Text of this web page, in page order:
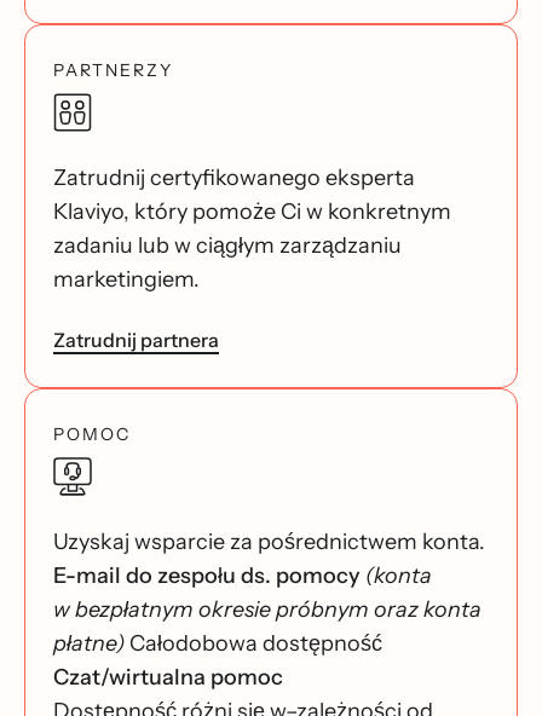
PARTNERZY
Zatrudnij certyfikowanego eksperta
Klaviyo, który pomoże Ci w konkretnym
zadaniu lub w ciągłym zarządzaniu
marketingiem.
Zatrudnij partnera
POMOC
Uzyskaj wsparcie za pośrednictwem konta.
E-mail do zespołu ds. pomocy (konta
w bezpłatnym okresie próbnym oraz konta
płatne) Całodobowa dostępność
Czat/wirtualna pomoc